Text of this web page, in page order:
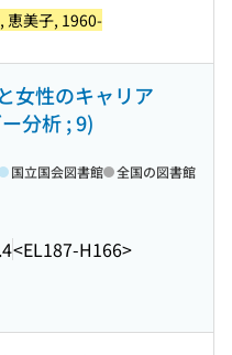
恵美子, 1960-
女性のキャリア
分析 ; 9)
<EL187-H166>
国立国会図書館 全国の図書館